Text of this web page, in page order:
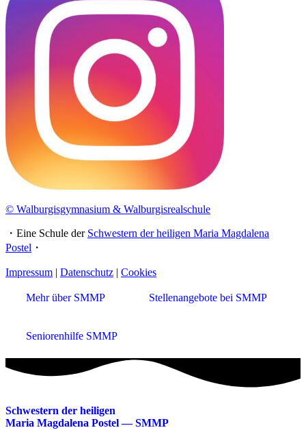
© Walburgisgymnasium & Walburgisrealschule
・Eine Schule der Schwestern der heiligen Maria Magdalena
Postel ・
Impressum | Datenschutz | Cookies
Mehr über SMMP Stellenangebote bei SMMP
Seniorenhilfe SMMP
Schwestern der heiligen
Maria Magdalena Postel — SMMP